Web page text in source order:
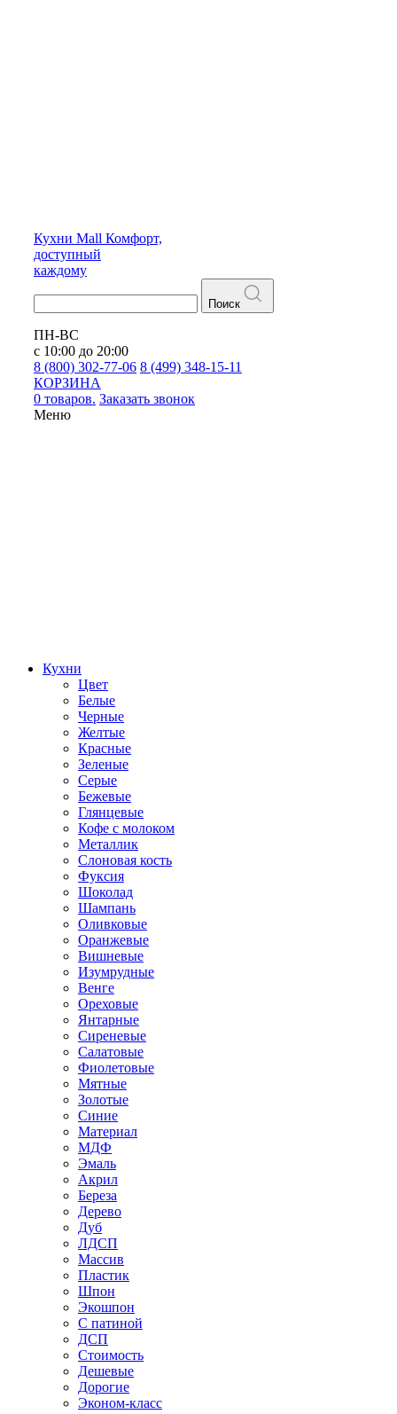
Кухни Mall Комфорт,
доступный
каждому
Поиск
ПН-ВС
с 10:00 до 20:00
8 (800) 302-77-06 8 (499) 348-15-11
КОРЗИНА
0 товаров. Заказать звонок
Меню
Кухни
Цвет
Белые
Черные
Желтые
Красные
Зеленые
Серые
Бежевые
Глянцевые
Кофе с молоком
Металлик
Слоновая кость
Фуксия
Шоколад
Шампань
Оливковые
Оранжевые
Вишневые
Изумрудные
Венге
Ореховые
Янтарные
Сиреневые
Салатовые
Фиолетовые
Мятные
Золотые
Синие
Материал
МДФ
Эмаль
Акрил
Береза
Дерево
Дуб
ЛДСП
Массив
Пластик
Шпон
Экошпон
С патиной
ДСП
Стоимость
Дешевые
Дорогие
Эконом-класс